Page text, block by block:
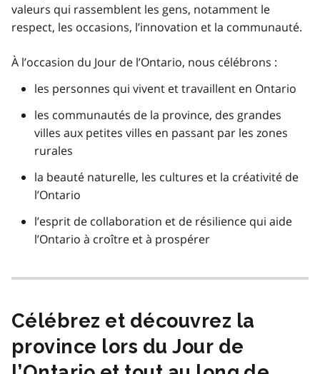
valeurs qui rassemblent les gens, notamment le
respect, les occasions, l’innovation et la communauté.
À l’occasion du Jour de l’Ontario, nous célébrons :
les personnes qui vivent et travaillent en Ontario
les communautés de la province, des grandes
villes aux petites villes en passant par les zones
rurales
la beauté naturelle, les cultures et la créativité de
l’Ontario
l’esprit de collaboration et de résilience qui aide
l’Ontario à croître et à prospérer
Célébrez et découvrez la
province lors du Jour de